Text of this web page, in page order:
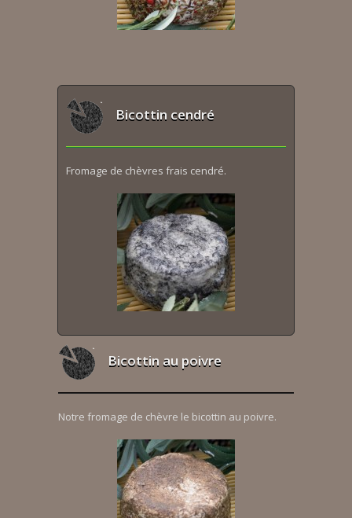
Bicottin cendré
Fromage de chèvres frais cendré.
Bicottin au poivre
Notre fromage de chèvre le bicottin au poivre.